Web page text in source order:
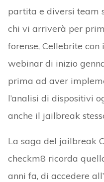
partita e diversi team
chi vi arriverà per
forense, Cellebrite
webinar di inizio
prima ad aver
l’analisi di dispositivi
anche il jailbreak
La saga del jailbreak
checkm8 ricorda
anni fa, di accedere